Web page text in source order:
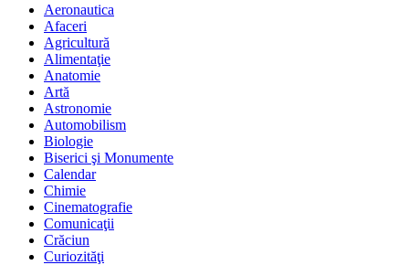
Aeronautica
Afaceri
Agricultură
Alimentaţie
Anatomie
Artă
Astronomie
Automobilism
Biologie
Biserici şi Monumente
Calendar
Chimie
Cinematografie
Comunicaţii
Crăciun
Curiozităţi